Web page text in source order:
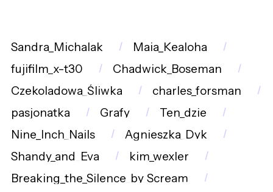
Sandra_Michalak
Maia_Kealoha
fujifilm_x-t30
Chadwick_Boseman
Czekoladowa_Śliwka
charles_forsman
pasjonatka
Grafy
Ten_dzie
Nine_Inch_Nails
Agnieszka_Dyk
Shandy_and_Eva
kim_wexler
Breaking_the_Silence_by_Scream